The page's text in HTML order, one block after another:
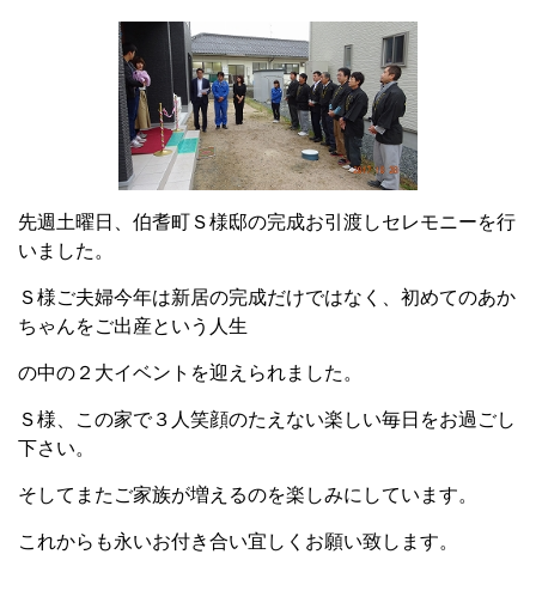
先週土曜日、伯耆町Ｓ様邸の完成お引渡しセレモニーを行
いました。
Ｓ様ご夫婦今年は新居の完成だけではなく、初めてのあか
ちゃんをご出産という人生
の中の２大イベントを迎えられました。
Ｓ様、この家で３人笑顔のたえない楽しい毎日をお過ごし
下さい。
そしてまたご家族が増えるのを楽しみにしています。
これからも永いお付き合い宜しくお願い致します。